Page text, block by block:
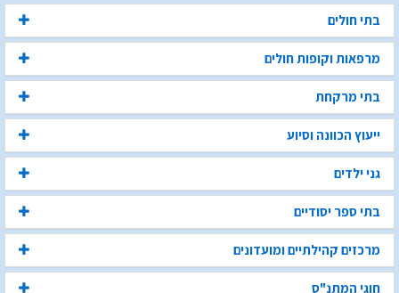
בתי חולים
מרפאות וקופות חולים
בתי מרקחת
ייעוץ הכוונה וסיוע
גני ילדים
בתי ספר יסודיים
מרכזים קהילתיים ומועדונים
חוגי המתנ"ס